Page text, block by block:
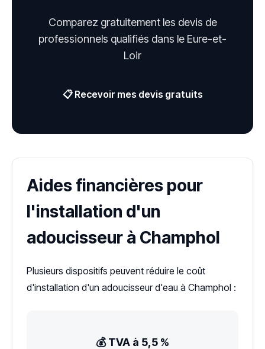
Comparez gratuitement les devis de
professionnels qualifiés dans le Eure-et-
Loir
📋 Recevoir mes devis gratuits
Aides financières pour
l'installation d'un
adoucisseur à Champhol
Plusieurs dispositifs peuvent réduire le coût
d'installation d'un adoucisseur d'eau à Champhol :
💰 TVA à 5,5 %